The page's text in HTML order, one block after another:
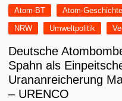
Atom-BT Atom-Geschichte
NRW
Umweltpolitik
Deutsche
Spahn als
Urananreicherung
– URENCO